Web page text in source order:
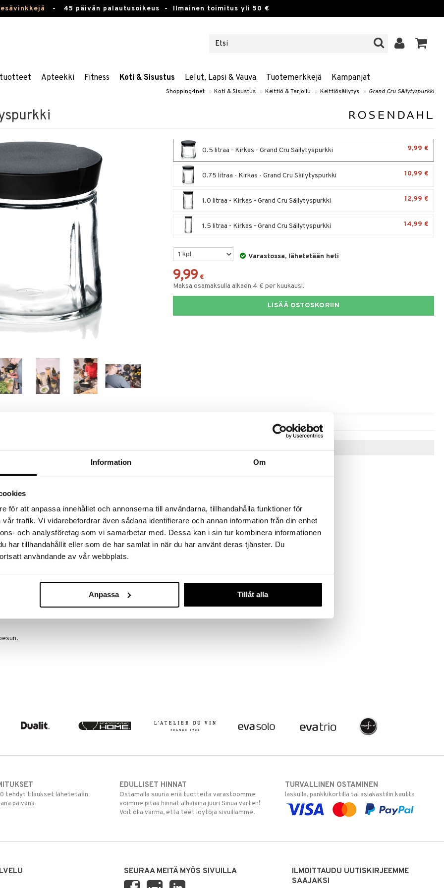
Information Om
för att anpassa innehållet och annonserna till användarna, tillhandahålla funktioner för
trafik. Vi vidarebefordrar även sådana identifierare och annan information från din enhet
och analysföretag som vi samarbetar med. Dessa kan i sin tur kombinera informationen
har tillhandahållit eller som de har samlat in när du har använt deras tjänster. Du
användande av vår webbplats.
Anpassa Tillåt alla
- 45 päivän palautusoikeus - Ilmainen toimitus yli 50 €
Apteekki Fitness Koti & Sisustus Lelut, Lapsi & Vauva Tuotemerkkejä Kampanjat
Shopping4net » Koti & Sisustus » Keittiö & Tarjoilu » Keittiösäilytys » Grand Cru Säilytyspurkki
0.5 litraa - Kirkas - Grand Cru Säilytyspurkki 9,99 €
0.75 litraa - Kirkas - Grand Cru Säilytyspurkki 10,99 €
1.0 litraa - Kirkas - Grand Cru Säilytyspurkki 12,99 €
1.5 litraa - Kirkas - Grand Cru Säilytyspurkki 14,99 €
Varastossa, lähetetään heti
9,99 €
Maksa osamaksulla alkaen 4 € per kuukausi.
LISÄÄ OSTOSKORIIN
löydöt kotiin!
tehdä löytöjä suuresta ALEstamme. Juuri
suuren valikoiman jännittäviä tuotteita
31.8.2026 asti mutta ole nopea -
voivat päästä loppumaan!
ale-löydöt »
purkkeja säilytystarkoituksiin, voit säilyttää
urien kanssa yhdistää toiminnallisuuden ja
Vinkkejä sinulle
Saatavana useana
vaihtoehtona
ALESSI
tehdyt tilaukset lähetetään
päivänä
EDULLISET HINNAT
Ostamalla suuria eriä tuotteita varastoomme
voimme pitää hinnat alhaisina juuri Sinua varten!
Voit olla varma, että teet löytöjä sivuillamme.
TURVALLINEN OSTAMINEN
laskulla, pankkikortilla tai asiakastilin kautta
SEURAA MEITÄ MYÖS SIVUILLA
ILMOITTAUDU UUTISKIRJEEMME
SAAJAKSI